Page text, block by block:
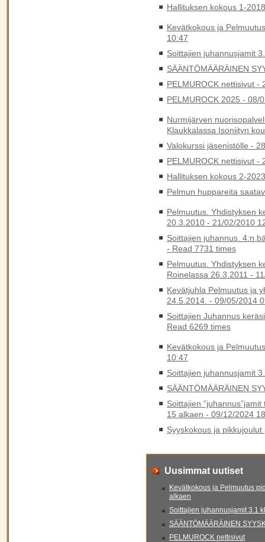
Hallituksen kokous 1-
Kevätkokous ja
10:47
Soittajien juhannusjamit
SÄÄNTÖMÄÄRÄINEN
PELMUROCK nettisivut -
PELMUROCK 2025 - 08/
Nurmijärven
Klaukkalassa Isoniityn
Valokurssi jäsenistölle -
PELMUROCK nettisivut -
Hallituksen kokous 2-
Pelmun huppareita
Pelmuutus. Yhdistyksen
20.3.2010 - 21/02/2010
Soittajien juhannus. 4:n
- Read 7731 times
Pelmuutus. Yhdistyksen
Roinelassa 26.3.2011 -
Kevätjuhla Pelmuutus ja
24.5.2014. - 09/05/2014
Soittajien Juhannus
Read 6269 times
Kevätkokous ja
10:47
Soittajien juhannusjamit
SÄÄNTÖMÄÄRÄINEN
Soittajien
15 alkaen - 09/12/2024
Syyskokous ja
Uusimmat uutiset
Kevätkokous ja Pelmuutus
alkaen
Soittajien juhannusjamit 3.1
SÄÄNTÖMÄÄRÄINEN
PELMUROCK nettisivut